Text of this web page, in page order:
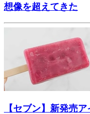
想像を超えてきた
【セブン】新発売